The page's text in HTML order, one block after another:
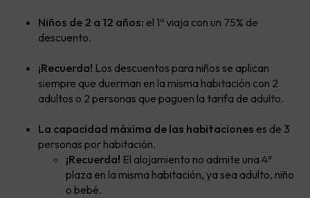
Niños de 2 a 12 años: el 1º viaja con un 75% de
descuento.
¡Recuerda! Los descuentos para niños se aplican
siempre que duerman en la misma habitación con 2
adultos o 2 personas que paguen la tarifa de adulto.
La capacidad máxima de las habitaciones es de 3
personas por habitación.
¡Recuerda! El alojamiento no admite una 4ª
plaza en la misma habitación, ya sea adulto, niño
o bebé.